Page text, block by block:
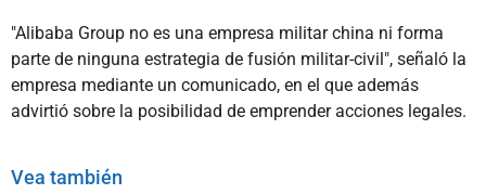
"Alibaba Group no es una empresa militar china ni forma
parte de ninguna estrategia de fusión militar-civil", señaló la
empresa mediante un comunicado, en el que además
advirtió sobre la posibilidad de emprender acciones legales.
Vea también